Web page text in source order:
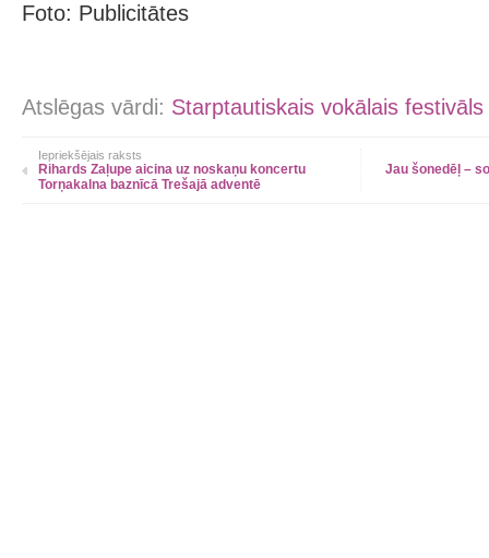
Foto: Publicitātes
Atslēgas vārdi: Starptautiskais vokālais
Iepriekšējais raksts
Rihards Zaļupe aicina uz noskaņu koncertu
Torņakalna baznīcā Trešajā adventē
Jau šonedēļ –